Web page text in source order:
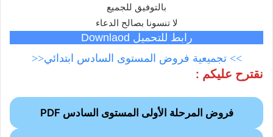
بالتوفيق للجميع
لا تنسونا بصالح الدعاء
رابط للتحميل Downlaod
>> تجميعية فروض المستوى السادس ابتدائي<<
نقترح عليكم :
فروض المرحلة الأولى المستوى السادس PDF